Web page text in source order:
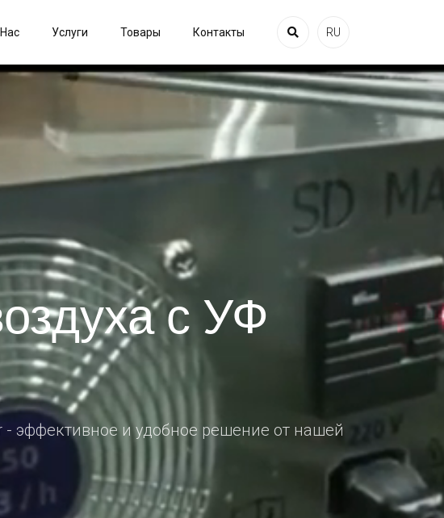
Услуги Товары Контакты RU
с УФ
- эффективное и удобное решение от нашей